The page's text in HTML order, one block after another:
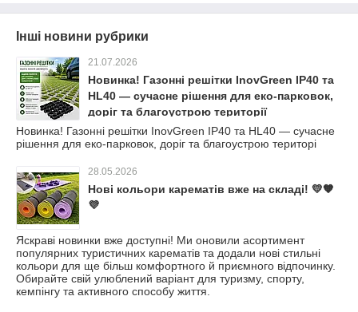
Інші новини рубрики
21.07.2026
Новинка! Газонні решітки InovGreen IP40 та
HL40 — сучасне рішення для еко-парковок,
доріг та благоустрою території
Новинка! Газонні решітки InovGreen IP40 та HL40 — сучасне
рішення для еко-парковок, доріг та благоустрою територі
28.05.2026
Нові кольори карематів вже на складі! 💛🧡
💜
Яскраві новинки вже доступні! Ми оновили асортимент
популярних туристичних карематів та додали нові стильні
кольори для ще більш комфортного й приємного відпочинку.
Обирайте свій улюблений варіант для туризму, спорту,
кемпінгу та активного способу життя.